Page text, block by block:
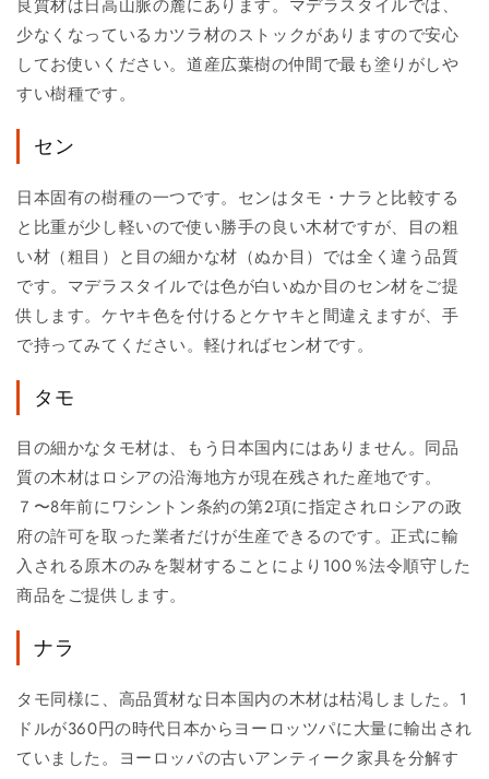
良質材は日高山脈の麓にあります。マデラスタイルでは、
少なくなっているカツラ材のストックがありますので安心
してお使いください。道産広葉樹の仲間で最も塗りがしや
すい樹種です。
セン
日本固有の樹種の一つです。センはタモ・ナラと比較する
と比重が少し軽いので使い勝手の良い木材ですが、目の粗
い材（粗目）と目の細かな材（ぬか目）では全く違う品質
です。マデラスタイルでは色が白いぬか目のセン材をご提
供します。ケヤキ色を付けるとケヤキと間違えますが、手
で持ってみてください。軽ければセン材です。
タモ
目の細かなタモ材は、もう日本国内にはありません。同品
質の木材はロシアの沿海地方が現在残された産地です。
７〜8年前にワシントン条約の第2項に指定されロシアの政
府の許可を取った業者だけが生産できるのです。正式に輸
入される原木のみを製材することにより100％法令順守した
商品をご提供します。
ナラ
タモ同様に、高品質材な日本国内の木材は枯渇しました。1
ドルが360円の時代日本からヨーロッツパに大量に輸出され
ていました。ヨーロッパの古いアンティーク家具を分解す